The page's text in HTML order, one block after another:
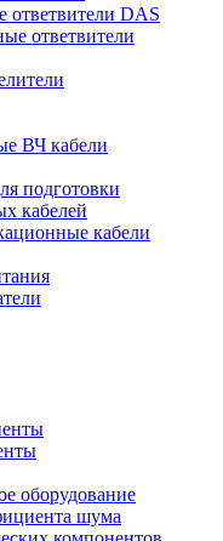
ответвители DAS
ответвители
ВЧ кабели
подготовки
кабелей
кабели
оборудование
шума